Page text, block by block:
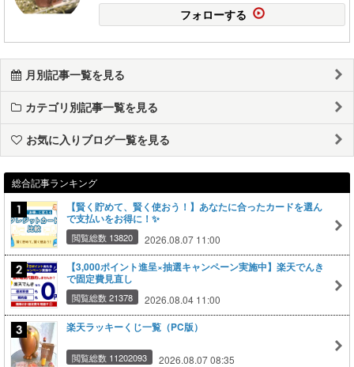
フォローする
月別記事一覧を見る
カテゴリ別記事一覧を見る
お気に入りブログ一覧を見る
総合記事ランキング
【賢く貯めて、賢く使おう！】あなたに合ったカードを選ん
で支払いをお得に！✨
閲覧総数 13820 2026.08.07 11:00
【3,000ポイント進呈×抽選キャンペーン実施中】楽天でんき
で固定費見直し
閲覧総数 21378 2026.08.04 11:00
楽天ラッキーくじ一覧（PC版）
閲覧総数 11202093 2026.08.07 08:35